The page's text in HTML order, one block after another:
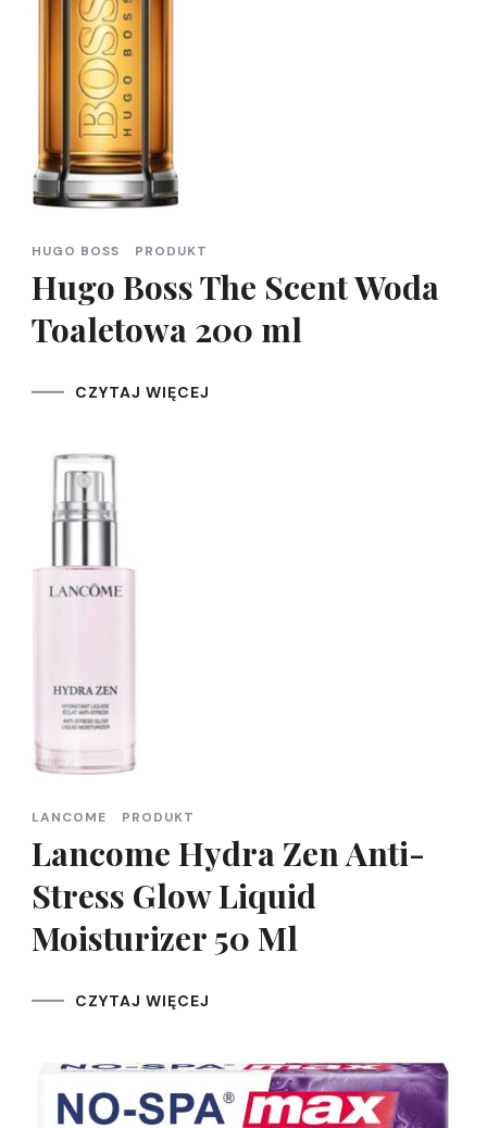
HUGO BOSS PRODUKT
Hugo Boss The Scent Woda
Toaletowa 200 ml
CZYTAJ WIĘCEJ
LANCOME PRODUKT
Lancome Hydra Zen Anti-
Stress Glow Liquid
Moisturizer 50 Ml
CZYTAJ WIĘCEJ